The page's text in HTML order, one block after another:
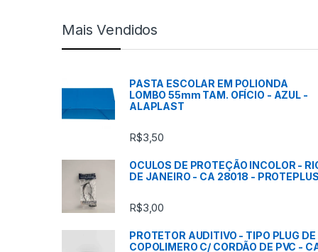
Mais Vendidos
PASTA ESCOLAR EM POLIONDA
LOMBO 55mm TAM. OFÍCIO - AZUL -
ALAPLAST
R$3,50
OCULOS DE PROTEÇÃO INCOLOR -
DE JANEIRO - CA 28018 - PROTEPLUS
R$3,00
PROTETOR AUDITIVO - TIPO PLUG DE
COPOLIMERO C/ CORDÃO DE PVC -